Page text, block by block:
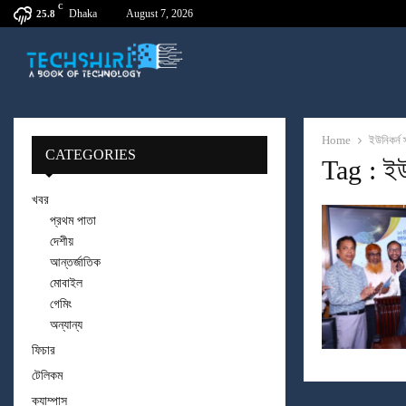
25.8
C
Dhaka August 7, 2026
Home ইউনিকর্ন
Tag :
CATEGORIES
খবর
প্রথম পাতা
দেশীয়
আন্তর্জাতিক
মোবাইল
গেমিং
অন্যান্য
ফিচার
টেলিকম
ক্যাম্পাস